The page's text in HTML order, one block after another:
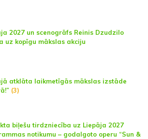
2027 un scenogrāfs Reinis Dzudzilo
uz kopīgu mākslas akciju
atklāta laikmetīgās mākslas izstāde
(3)
biļešu tirdzniecība uz Liepāja 2027
notikumu – godalgoto operu “Sun &